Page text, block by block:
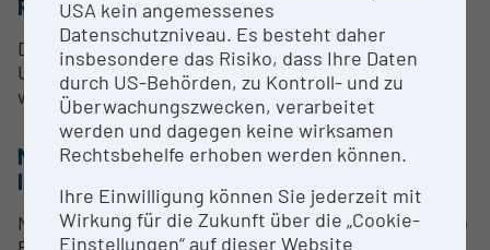
RESEARCH SERVICES
Die Serviceleistung umfasst die methodische
Unterstützung bei der Bearbeitung der
wissenschaftlichen Fragestellung.
METHODS & EXPERTISE FOR RESEARCH
INFRASTRUCTURE
Nicolet iN10 MX Infrarot Imaging Mikroskop (Thermo
USA kein angemessenes
Datenschutzniveau. Es besteht daher
insbesondere das Risiko, dass Ihre Daten
durch US-Behörden, zu Kontroll- und zu
Überwachungszwecken, verarbeitet
werden und dagegen keine wirksamen
Rechtsbehelfe erhoben werden können.
Ihre Einwilligung können Sie jederzeit mit
Wirkung für die Zukunft über die „Cookie-
Einstellungen“ auf dieser Website